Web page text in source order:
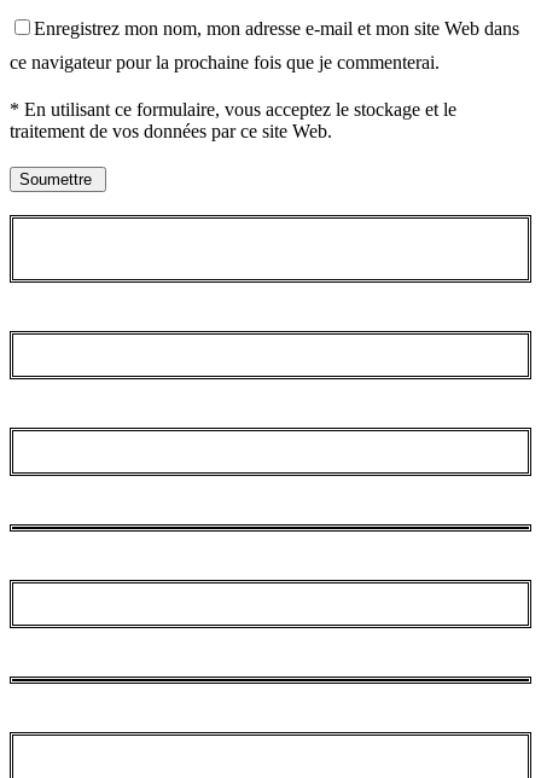
Enregistrez mon nom, mon adresse e-mail et mon site Web dans
ce navigateur pour la prochaine fois que je commenterai.
* En utilisant ce formulaire, vous acceptez le stockage et le
traitement de vos données par ce site Web.